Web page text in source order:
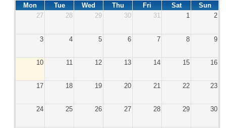
Mon Tue Wed Thu Fri Sat
Sun
27
28 29 30 31 1 2
3 4 5 6 7 8 9
10 11 12 13 14 15 16
17 18 19 20 21 22 23
24 25 26 27 28 29 30